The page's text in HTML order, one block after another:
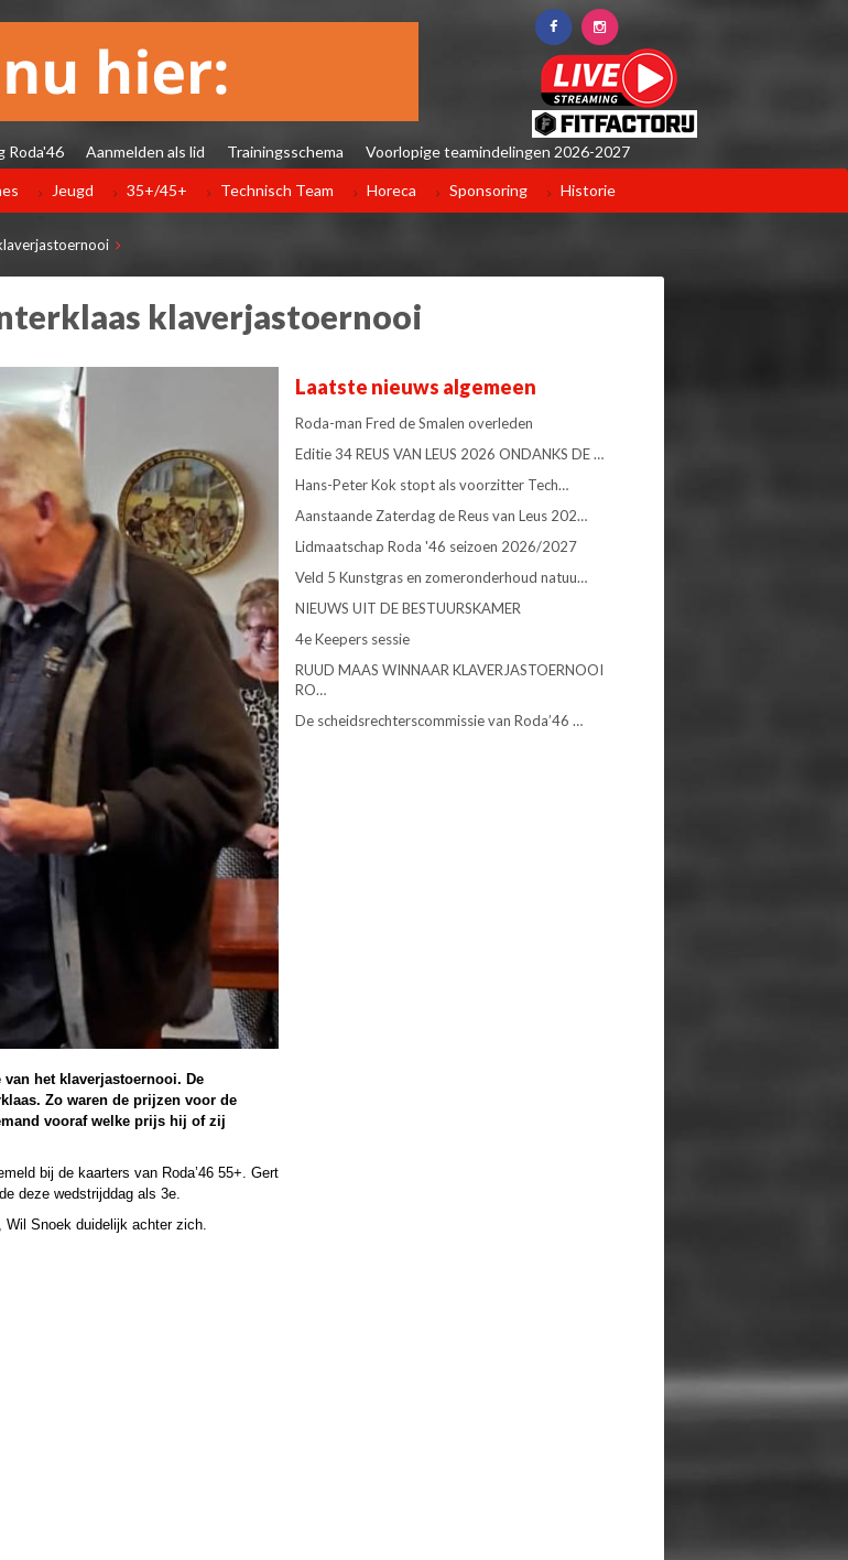
Roda'46 Aanmelden als lid Trainingsschema Voorlopige teamindelingen 2026-2027
Jeugd 35+/45+ Technisch Team Horeca Sponsoring Historie
klaverjastoernooi
van het klaverjastoernooi. De
Zo waren de prijzen voor de
vooraf welke prijs hij of zij
bij de kaarters van Roda’46 55+. Gert
deze wedstrijddag als 3e.
Snoek duidelijk achter zich.
Laatste nieuws algemeen
Roda-man Fred de Smalen overleden
Editie 34 REUS VAN LEUS 2026 ONDANKS DE …
Hans-Peter Kok stopt als voorzitter Tech…
Aanstaande Zaterdag de Reus van Leus 202…
Lidmaatschap Roda '46 seizoen 2026/2027
Veld 5 Kunstgras en zomeronderhoud natuu…
NIEUWS UIT DE BESTUURSKAMER
4e Keepers sessie
RUUD MAAS WINNAAR KLAVERJASTOERNOOI
RO…
De scheidsrechterscommissie van Roda’46 …